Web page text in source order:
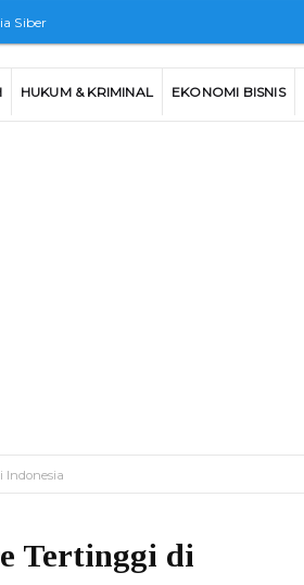
Siber
HUKUM & KRIMINAL EKONOMI BISNIS
Tertinggi di